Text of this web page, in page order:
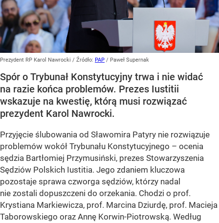
Prezydent RP Karol Nawrocki / Źródło: PAP / Paweł Supernak
Spór o Trybunał Konstytucyjny trwa i nie widać
na razie końca problemów. Prezes Iustitii
wskazuje na kwestię, którą musi rozwiązać
prezydent Karol Nawrocki.
Przyjęcie ślubowania od Sławomira Patyry nie rozwiązuje
problemów wokół Trybunału Konstytucyjnego – ocenia
sędzia Bartłomiej Przymusiński, prezes Stowarzyszenia
Sędziów Polskich Iustitia. Jego zdaniem kluczowa
pozostaje sprawa czworga sędziów, którzy nadal
nie zostali dopuszczeni do orzekania. Chodzi o prof.
Krystiana Markiewicza, prof. Marcina Dziurdę, prof. Macieja
Taborowskiego oraz Annę Korwin-Piotrowską. Według